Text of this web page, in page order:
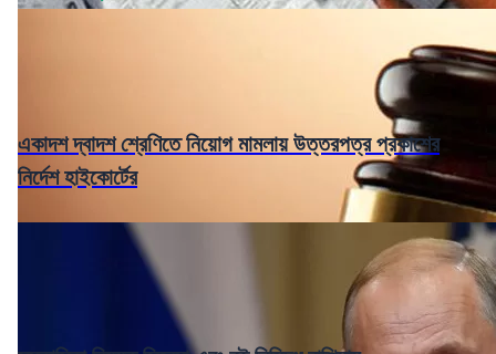
একাদশ দ্বাদশ শ্রেণিতে নিয়োগ মামলায় উত্তরপত্র প্রকাশের
নির্দেশ হাইকোর্টের